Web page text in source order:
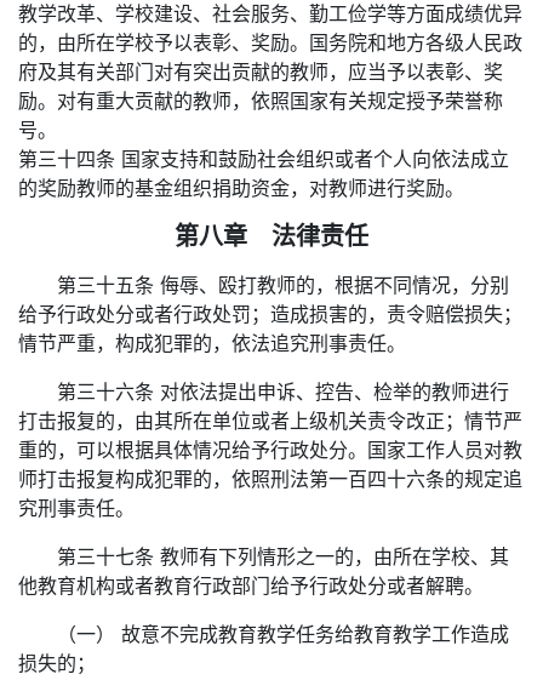
教学改革、学校建设、社会服务、勤工俭学等方面成绩优异
的，由所在学校予以表彰、奖励。国务院和地方各级人民政
府及其有关部门对有突出贡献的教师，应当予以表彰、奖
励。对有重大贡献的教师，依照国家有关规定授予荣誉称
号。
第三十四条 国家支持和鼓励社会组织或者个人向依法成立
的奖励教师的基金组织捐助资金，对教师进行奖励。
第八章 法律责任
第三十五条 侮辱、殴打教师的，根据不同情况，分别
给予行政处分或者行政处罚；造成损害的，责令赔偿损失；
情节严重，构成犯罪的，依法追究刑事责任。
第三十六条 对依法提出申诉、控告、检举的教师进行
打击报复的，由其所在单位或者上级机关责令改正；情节严
重的，可以根据具体情况给予行政处分。国家工作人员对教
师打击报复构成犯罪的，依照刑法第一百四十六条的规定追
究刑事责任。
第三十七条 教师有下列情形之一的，由所在学校、其
他教育机构或者教育行政部门给予行政处分或者解聘。
（一） 故意不完成教育教学任务给教育教学工作造成
损失的；